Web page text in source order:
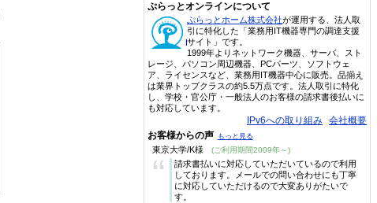
ぷらっとオンラインについて
ぷらっとホーム株式会社が運用する、法人取
引に特化した「業務用IT機器専門の調達支援
サイト」です。
1999年よりネットワーク機器、サーバ、スト
レージ、パソコン周辺機器、PCパーツ、ソフトウェ
ア、ライセンスなど、業務用IT機器中心に販売。品揃え
は業界トップクラスの約5.5万点です。法人取引に特化
し、学校・官公庁・一般法人のお客様の請求書後払いに
も対応しています。
IPv6への取り組み 会社概要
お客様からの声 もっと見る
東京大学/K様 (ご利用期間2009年～)
“
請求書払いに対応していただいているので利用
しております。メールでの問い合わせにも丁寧
に対応していただけるので大変ありがたいで
す。